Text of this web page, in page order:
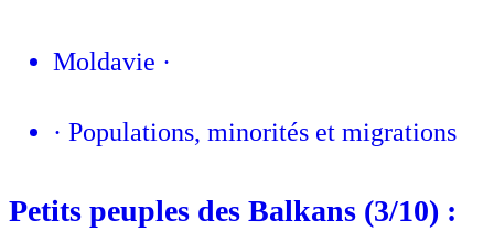
Moldavie ·
· Populations, minorités et migrations
Petits peuples des Balkans (3/10) :